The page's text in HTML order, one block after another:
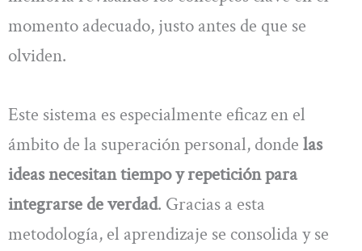
momento adecuado, justo antes de que se
olviden.
Este sistema es especialmente eficaz en el
ámbito de la superación personal, donde las
ideas necesitan tiempo y repetición para
integrarse de verdad. Gracias a esta
metodología, el aprendizaje se consolida y se